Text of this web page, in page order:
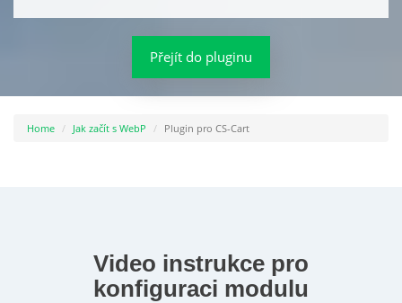
Přejít do pluginu
Home Jak začít s WebP Plugin pro CS-Cart
Video instrukce pro
konfiguraci modulu